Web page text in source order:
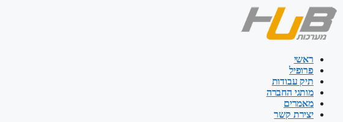
דלג
לתוכן
ראשי
פרופיל
תיק עבודות
מותגי החברה
מאמרים
יצירת קשר